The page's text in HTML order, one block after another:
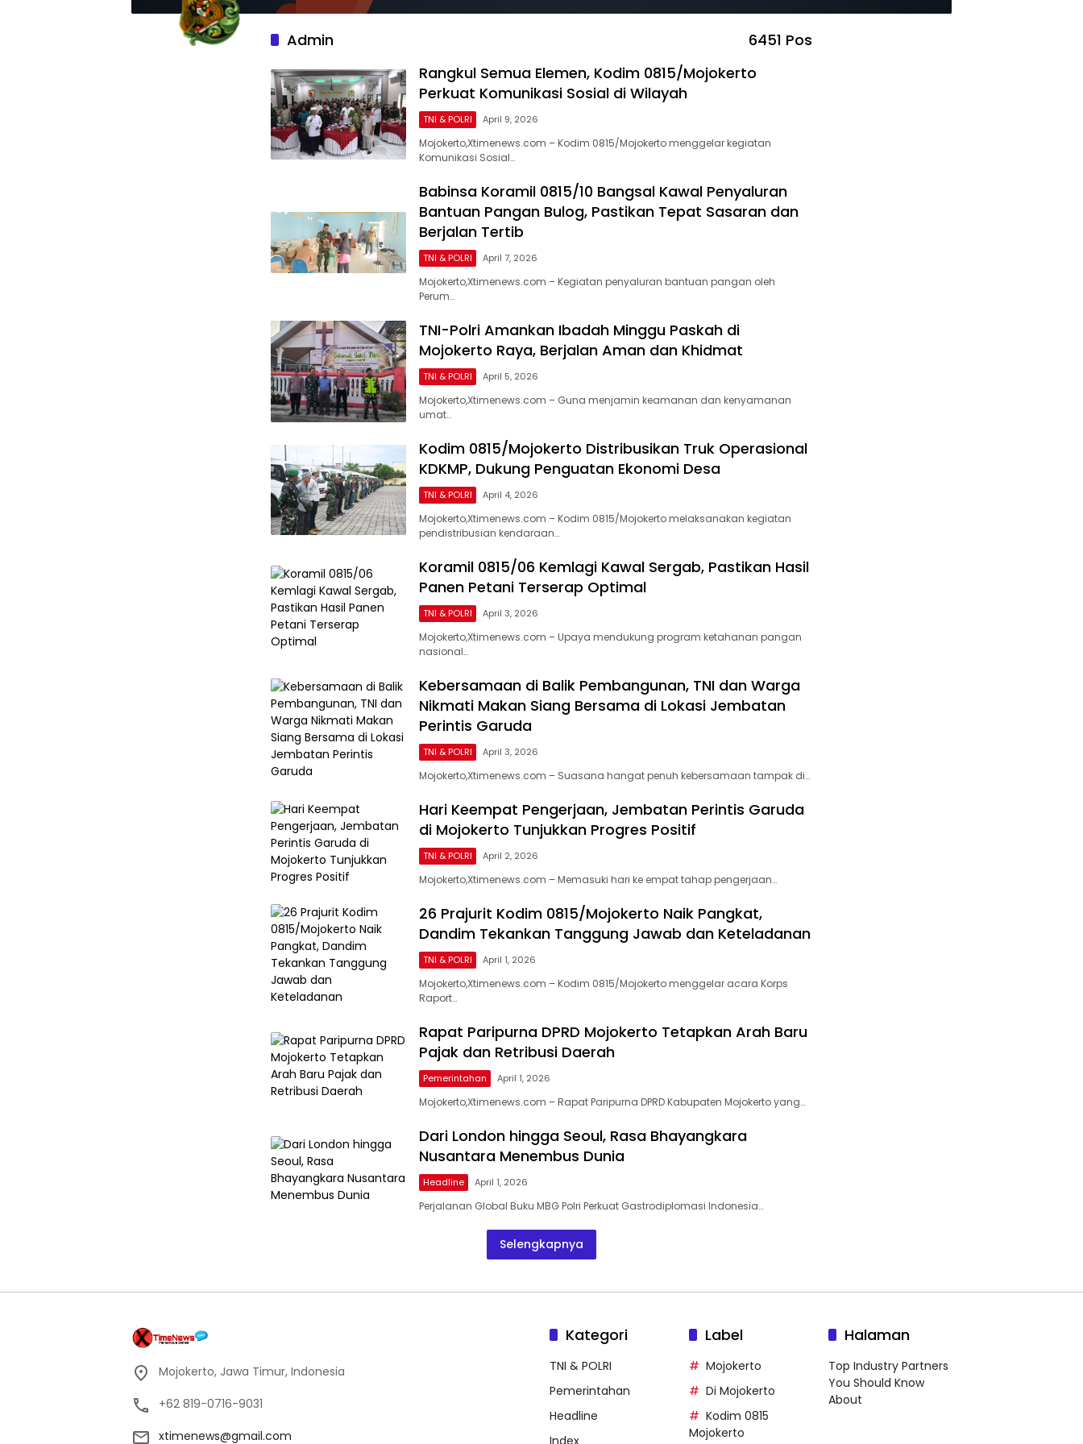
Admin
6451 Pos
Rangkul Semua Elemen, Kodim 0815/Mojokerto
Perkuat Komunikasi Sosial di Wilayah
TNI & POLRI April 9, 2026
Mojokerto,Xtimenews.com – Kodim 0815/Mojokerto menggelar kegiatan
Komunikasi Sosial…
Babinsa Koramil 0815/10 Bangsal Kawal Penyaluran
Bantuan Pangan Bulog, Pastikan Tepat Sasaran dan
Berjalan Tertib
TNI & POLRI April 7, 2026
Mojokerto,Xtimenews.com – Kegiatan penyaluran bantuan pangan oleh
Perum…
TNI-Polri Amankan Ibadah Minggu Paskah di
Mojokerto Raya, Berjalan Aman dan Khidmat
TNI & POLRI April 5, 2026
Mojokerto,Xtimenews.com – Guna menjamin keamanan dan kenyamanan
umat…
Kodim 0815/Mojokerto Distribusikan Truk Operasional
KDKMP, Dukung Penguatan Ekonomi Desa
TNI & POLRI April 4, 2026
Mojokerto,Xtimenews.com – Kodim 0815/Mojokerto melaksanakan kegiatan
pendistribusian kendaraan…
Koramil 0815/06 Kemlagi Kawal Sergab, Pastikan Hasil
Panen Petani Terserap Optimal
TNI & POLRI April 3, 2026
Mojokerto,Xtimenews.com – Upaya mendukung program ketahanan pangan
nasional…
Kebersamaan di Balik Pembangunan, TNI dan Warga
Nikmati Makan Siang Bersama di Lokasi Jembatan
Perintis Garuda
TNI & POLRI April 3, 2026
Mojokerto,Xtimenews.com – Suasana hangat penuh kebersamaan tampak di…
Hari Keempat Pengerjaan, Jembatan Perintis Garuda
di Mojokerto Tunjukkan Progres Positif
TNI & POLRI April 2, 2026
Mojokerto,Xtimenews.com – Memasuki hari ke empat tahap pengerjaan…
26 Prajurit Kodim 0815/Mojokerto Naik Pangkat,
Dandim Tekankan Tanggung Jawab dan Keteladanan
TNI & POLRI April 1, 2026
Mojokerto,Xtimenews.com – Kodim 0815/Mojokerto menggelar acara Korps
Raport…
Rapat Paripurna DPRD Mojokerto Tetapkan Arah Baru
Pajak dan Retribusi Daerah
Pemerintahan April 1, 2026
Mojokerto,Xtimenews.com – Rapat Paripurna DPRD Kabupaten Mojokerto yang…
Dari London hingga Seoul, Rasa Bhayangkara
Nusantara Menembus Dunia
Headline April 1, 2026
Perjalanan Global Buku MBG Polri Perkuat Gastrodiplomasi Indonesia…
Selengkapnya
Mojokerto, Jawa Timur, Indonesia
+62 819-0716-9031
xtimenews@gmail.com
Kategori
TNI & POLRI
Pemerintahan
Headline
Index
Label
Mojokerto
Di Mojokerto
Kodim 0815
Mojokerto
Halaman
Top Industry Partners
You Should Know
About